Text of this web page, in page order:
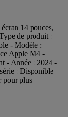
14 pouces,
de produit :
- Modèle :
Apple M4 -
- Année : 2024 -
: Disponible
pour plus